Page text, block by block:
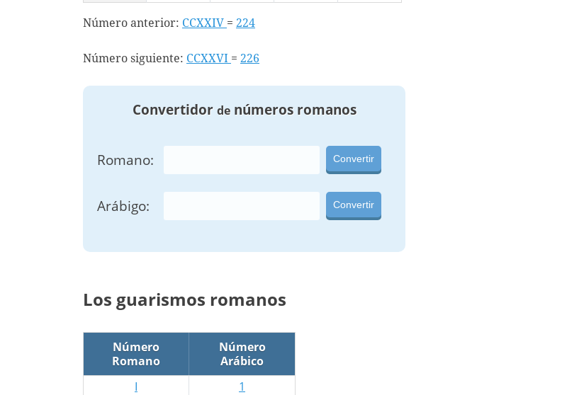
Número anterior: CCXXIV = 224
Número siguiente: CCXXVI = 226
Convertidor denúmeros romanos
Romano: Convertir
Arábigo: Convertir
Los guarismos romanos
Número
Romano
Número
Arábico
I
1